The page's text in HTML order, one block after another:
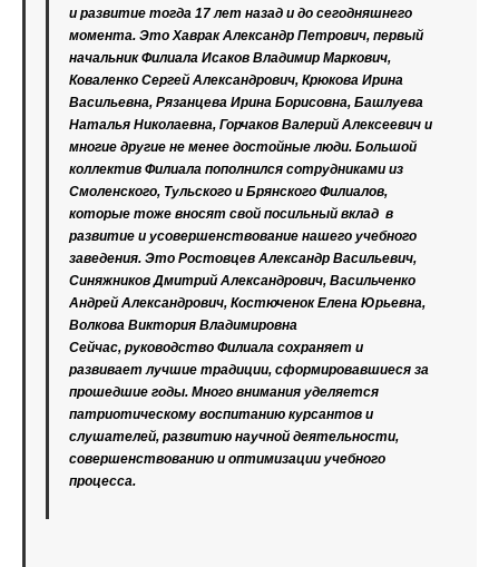
и развитие тогда 17 лет назад и до сегодняшнего
момента. Это Хаврак Александр Петрович, первый
начальник Филиала Исаков Владимир Маркович,
Коваленко Сергей Александрович, Крюкова Ирина
Васильевна, Рязанцева Ирина Борисовна, Башлуева
Наталья Николаевна, Горчаков Валерий Алексеевич и
многие другие не менее достойные люди. Большой
коллектив Филиала пополнился сотрудниками из
Смоленского, Тульского и Брянского Филиалов,
которые тоже вносят свой посильный вклад в
развитие и усовершенствование нашего учебного
заведения. Это Ростовцев Александр Васильевич,
Синяжников Дмитрий Александрович, Васильченко
Андрей Александрович, Костюченок Елена Юрьевна,
Волкова Виктория Владимировна
Сейчас, руководство Филиала сохраняет и
развивает лучшие традиции, сформировавшиеся за
прошедшие годы. Много внимания уделяется
патриотическому воспитанию курсантов и
слушателей, развитию научной деятельности,
совершенствованию и оптимизации учебного
процесса.